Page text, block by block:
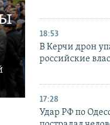
18:53
В Керчи дрон
российские
17:28
Удар РФ по